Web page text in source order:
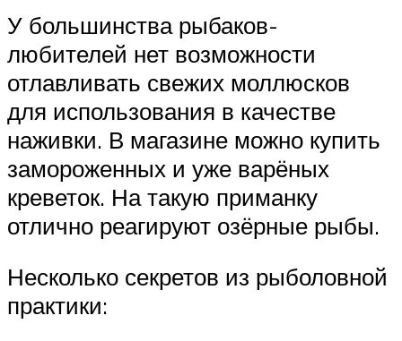
У большинства рыбаков-
любителей нет возможности
отлавливать свежих моллюсков
для использования в качестве
наживки. В магазине можно купить
замороженных и уже варёных
креветок. На такую приманку
отлично реагируют озёрные рыбы.
Несколько секретов из рыболовной
практики: